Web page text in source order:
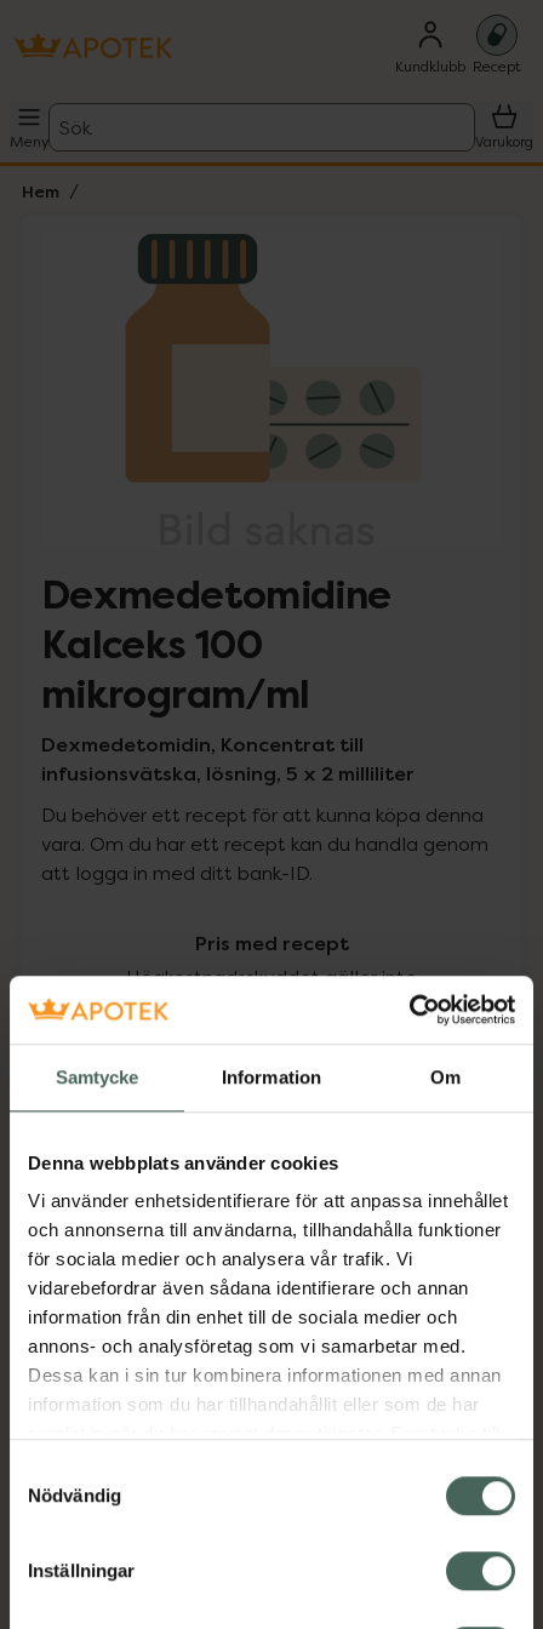
Samtycke Information Om
Denna webbplats använder cookies
Vi använder enhetsidentifierare för att anpassa innehållet
och annonserna till användarna, tillhandahålla funktioner
för sociala medier och analysera vår trafik. Vi
vidarebefordrar även sådana identifierare och annan
information från din enhet till de sociala medier och
annons- och analysföretag som vi samarbetar med.
Dessa kan i sin tur kombinera informationen med annan
information som du har tillhandahållit eller som de har
återkalla ditt samtycke via webbplatsens
cookieinställningar. Ett återkallat samtycke påverkar inte
lagligheten av behandling som skett innan återkallelsen.
Nödvändig
Inställningar
Kundklubb Recept
Meny
Sök
Varukorg
Hem
Lista: . Innehåller 1 objekt.
Dexmedetomidine
Kalceks 100
mikrogram/ml
Dexmedetomidin, Koncentrat till
infusionsvätska, lösning, 5 x 2 milliliter
Du behöver ett recept för att kunna köpa denna
vara. Om du har ett recept kan du handla genom
att logga in med ditt bank-ID.
Pris med recept
Högkostnadsskyddet gäller inte
148,70 kr
I apotek:148,70 kr
Aktuella erbjudanden
Beskrivning Dölj
EAN:04750341004156
Visa